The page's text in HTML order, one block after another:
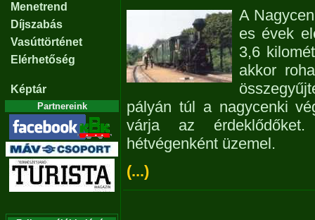
Menetrend
Díjszabás
Vasúttörténet
Elérhetőség
Képtár
Partnereink
A
es évek
3,6
akkor
pályán túl a nagycenki
várja az
hétvégenként üzemel.
(...)